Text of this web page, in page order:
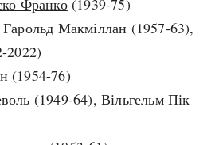
КРУГЛІ ДАТИ
ІНФОГРАФІКА
ПРЯМА МОВА
Франко(1939-75)
Гарольд Макміллан (1957-63),
2022)
(1954-76)
(1949-64), Вільгельм Пік